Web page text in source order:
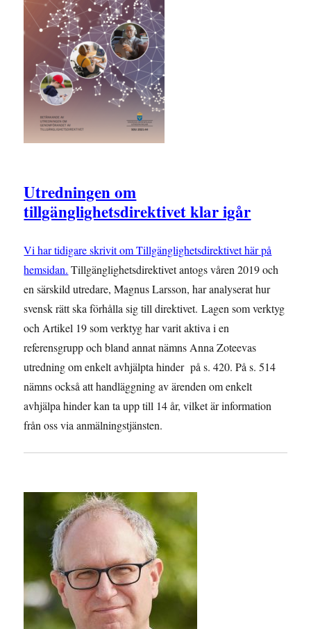
Utredningen om
tillgänglighetsdirektivet klar igår
Vi har tidigare skrivit om Tillgänglighetsdirektivet här på
hemsidan. Tillgänglighetsdirektivet antogs våren 2019 och
en särskild utredare, Magnus Larsson, har analyserat hur
svensk rätt ska förhålla sig till direktivet. Lagen som verktyg
och Artikel 19 som verktyg har varit aktiva i en
referensgrupp och bland annat nämns Anna Zoteevas
utredning om enkelt avhjälpta hinder på s. 420. På s. 514
nämns också att handläggning av ärenden om enkelt
avhjälpa hinder kan ta upp till 14 år, vilket är information
från oss via anmälningstjänsten.